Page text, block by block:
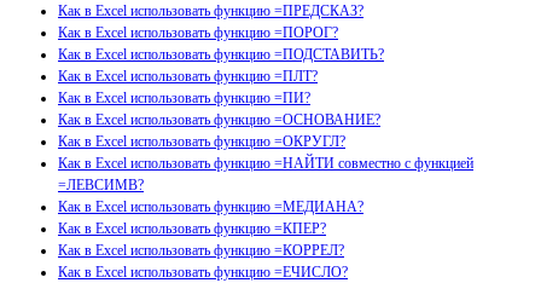
Как в Excel использовать функцию =ПРЕДСКАЗ?
Как в Excel использовать функцию =ПОРОГ?
Как в Excel использовать функцию =ПОДСТАВИТЬ?
Как в Excel использовать функцию =ПЛТ?
Как в Excel использовать функцию =ПИ?
Как в Excel использовать функцию =ОСНОВАНИЕ?
Как в Excel использовать функцию =ОКРУГЛ?
Как в Excel использовать функцию =НАЙТИ совместно с функцией
=ЛЕВСИМВ?
Как в Excel использовать функцию =МЕДИАНА?
Как в Excel использовать функцию =КПЕР?
Как в Excel использовать функцию =КОРРЕЛ?
Как в Excel использовать функцию =ЕЧИСЛО?